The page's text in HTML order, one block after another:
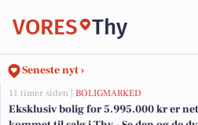
VORES Thy
Seneste nyt ›
11 timer siden | BOLIGMARKED
Eksklusiv bolig for 5.995.000 kr er